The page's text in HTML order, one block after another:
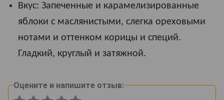
Вкус: Запеченные и карамелизированные
яблоки с маслянистыми, слегка ореховыми
нотами и оттенком корицы и специй.
Гладкий, круглый и затяжной.
Оцените и напишите отзыв: